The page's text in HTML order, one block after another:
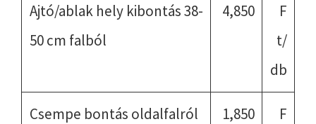
Ajtó/ablak hely kibontás 38-
50 cm falból
4,850
F
t/
db
Csempe bontás oldalfalról 1,850
F